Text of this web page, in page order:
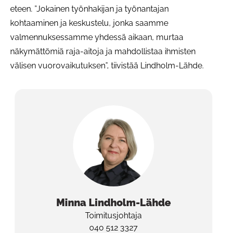
eteen. ”Jokainen työnhakijan ja työnantajan
kohtaaminen ja keskustelu, jonka saamme
valmennuksessamme yhdessä aikaan, murtaa
näkymättömiä raja-aitoja ja mahdollistaa ihmisten
välisen vuorovaikutuksen”, tiivistää Lindholm-Lähde.
Minna Lindholm-Lähde
Toimitusjohtaja
040 512 3327